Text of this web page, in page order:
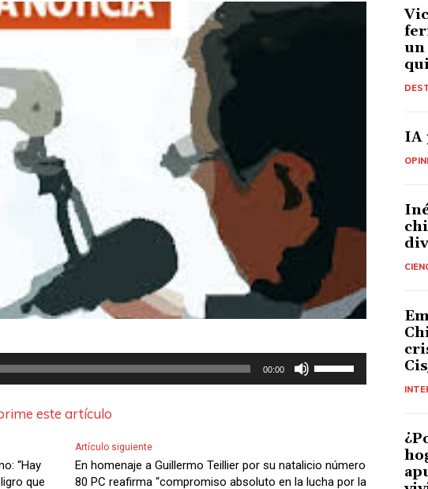
00:00
U
t
z
este artículo
“Hay
que
Artículo siguiente
En homenaje a Guillermo Teillier por su natalicio número
80 PC reafirma “compromiso absoluto en la lucha por la
un
IA